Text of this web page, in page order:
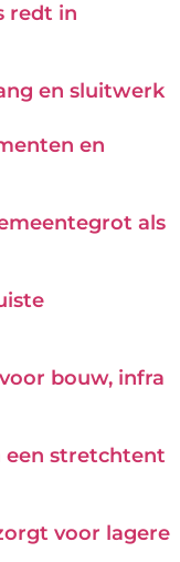
redt in
en sluitwerk
en
als
bouw, infra
een stretchtent
voor lagere